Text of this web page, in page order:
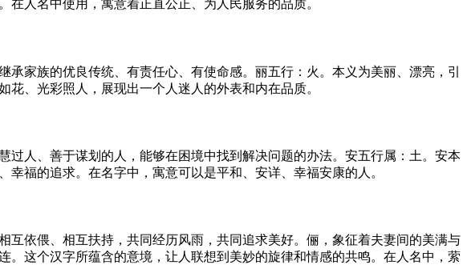
人名中使用，寓意着正直公正、为人民服务的品质。
家族的优良传统、有责任心、有使命感。丽五行：火。本义为美丽、漂亮，引
、光彩照人，展现出一个人迷人的外表和内在品质。
人、善于谋划的人，能够在困境中找到解决问题的办法。安五行属：土。安本
福的追求。在名字中，寓意可以是平和、安详、幸福安康的人。
依偎、相互扶持，共同经历风雨，共同追求美好。俪，象征着夫妻间的美满与
这个汉字所蕴含的意境，让人联想到美妙的旋律和情感的共鸣。在人名中，萦